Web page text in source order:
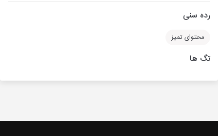
رده سنی
محتوای تمیز
تگ ها